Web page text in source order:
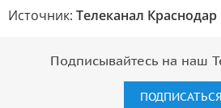
Источник: Телеканал Краснодар
Подписывайтесь на наш
ПОДПИСАТЬСЯ